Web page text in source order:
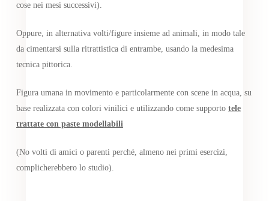
cose nei mesi successivi).
Oppure, in alternativa volti/figure insieme ad animali, in modo tale
da cimentarsi sulla ritrattistica di entrambe, usando la medesima
tecnica pittorica.
Figura umana in movimento e particolarmente con scene in acqua, su
base realizzata con colori vinilici e utilizzando come supporto tele
trattate con paste modellabili
(No volti di amici o parenti perché, almeno nei primi esercizi,
complicherebbero lo studio).